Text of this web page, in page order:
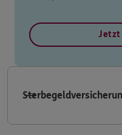
Jetzt